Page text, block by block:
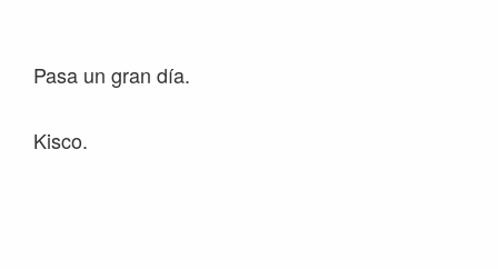
Pasa un gran día.
Kisco.